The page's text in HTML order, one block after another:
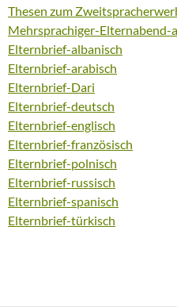
Thesen zum
Mehrsprachiger-Elternabend-
Elternbrief-albanisch
Elternbrief-arabisch
Elternbrief-Dari
Elternbrief-deutsch
Elternbrief-englisch
Elternbrief-französisch
Elternbrief-polnisch
Elternbrief-russisch
Elternbrief-spanisch
Elternbrief-türkisch